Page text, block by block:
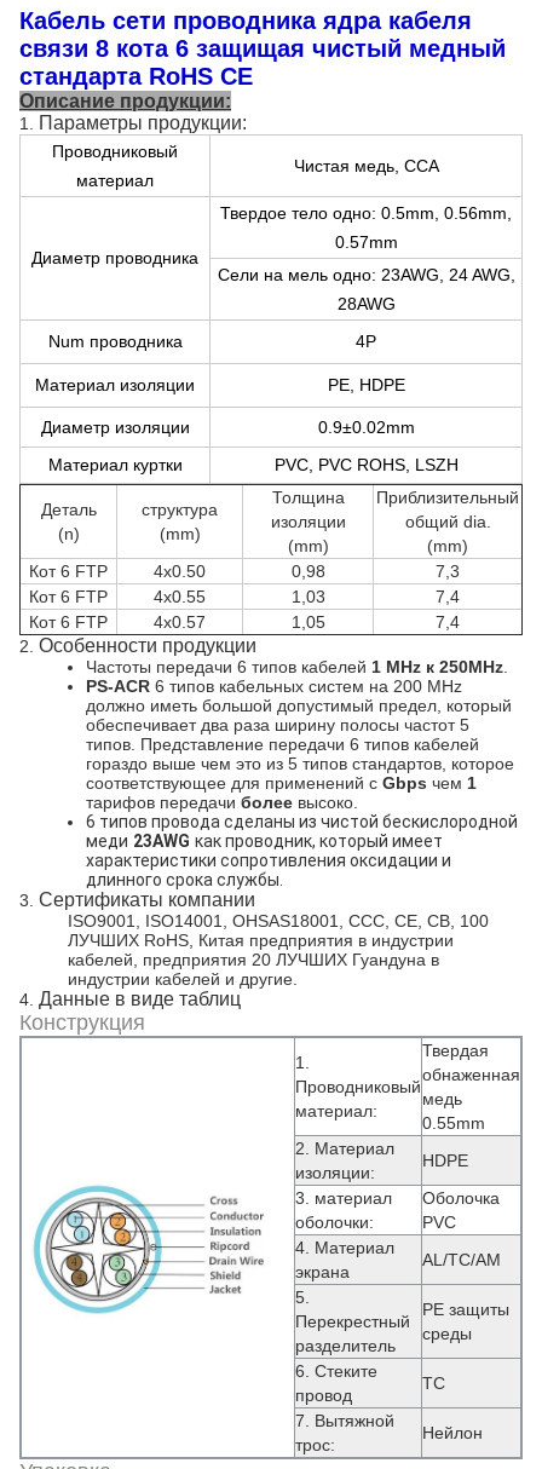
Кабель сети проводника ядра кабеля
связи 8 кота 6 защищая чистый медный
стандарта RoHS CE
Описание продукции:
1. Параметры продукции:
Проводниковый
материал
Чистая медь, CCA
Диаметр проводника
Твердое тело одно: 0.5mm, 0.56mm,
0.57mm
Сели на мель одно: 23AWG, 24 AWG,
28AWG
Num проводника
4P
Материал изоляции PE, HDPE
Диаметр изоляции
0.9±0.02mm
Материал куртки
PVC, PVC ROHS, LSZH
Деталь
(n)
структура
(mm)
Толщина
изоляции
(mm)
Приблизительный
общий dia.
(mm)
Кот 6 FTP
4x0.50 0,98
7,3
Кот 6 FTP
4x0.55 1,03
7,4
Кот 6 FTP
4x0.57 1,05
7,4
2. Особенности продукции
Частоты передачи 6 типов кабелей 1 MHz к 250MHz
PS-ACR 6 типов кабельных систем на 200 MHz
должно иметь большой допустимый предел, который
обеспечивает два раза ширину полосы частот 5
типов. Представление передачи 6 типов кабелей
гораздо выше чем это из 5 типов стандартов, которое
соответствующее для применений с Gbps чем 1
тарифов передачи более высоко.
6 типов провода сделаны из чистой бескислородной
меди 23AWG как проводник, который имеет
характеристики сопротивления оксидации и
длинного срока службы.
3. Сертификаты компании
ISO9001, ISO14001, OHSAS18001, CCC, CE, CB, 100
ЛУЧШИХ RoHS, Китая предприятия в индустрии
кабелей, предприятия 20 ЛУЧШИХ Гуандуна в
индустрии кабелей и другие.
4. Данные в виде таблиц
Конструкция
1.
Проводниковый
материал:
Твердая
обнаженная
медь
0.55mm
2. Материал
изоляции:
HDPE
3. материал
оболочки:
Оболочка
PVC
4. Материал
экрана
AL/TC/AM
5.
Перекрестный
разделитель
PE защиты
среды
6. Стеките
провод
TC
7. Вытяжной
трос:
Нейлон